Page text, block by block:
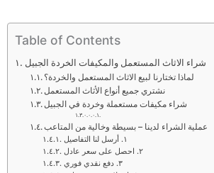
Table of Contents
شراء الاثاث المستعمل والمكيفات الخردة الجبيل
لماذا تختارنا لبيع الاثاث المستعمل والخردة؟
نشتري جميع أنواع الأثاث المستعمل
شراء مكيفات مستعملة وخردة في الجبيل
عملية الشراء لدينا – بسيطة وخالية من المتاعب
١. أرسل لنا التفاصيل
٢. احصل على سعر عادل
٣. دفع نقدي فوري